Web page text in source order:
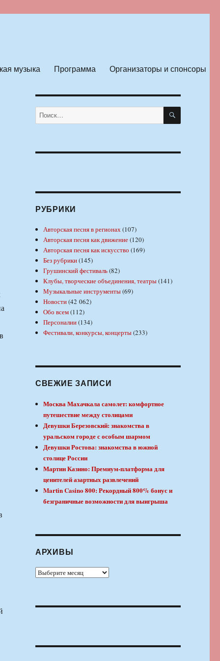
музыка Программа Организаторы и спонсоры
Искать: ПОИСК
РУБРИКИ
Авторская песня в регионах(107)
Авторская песня как движение(120)
Авторская песня как искусство (169)
Без рубрики(145)
Грушинский фестиваль(82)
Клубы, творческие объединения, театры(141)
Музыкальные инструменты(69)
Новости(42 062)
Обо всем(112)
Персоналии(134)
Фестивали, конкурсы, концерты(233)
СВЕЖИЕ ЗАПИСИ
Москва Махачкала самолет: комфортное
путешествие между столицами
Девушки Березовский: знакомства в
уральском городе с особым шармом
Девушки Ростова: знакомства в южной
столице России
Мартин Казино: Премиум-платформа для
ценителей азартных развлечений
Martin Casino 800: Рекордный 800% бонус и
безграничные возможности для выигрыша
АРХИВЫ
Архивы